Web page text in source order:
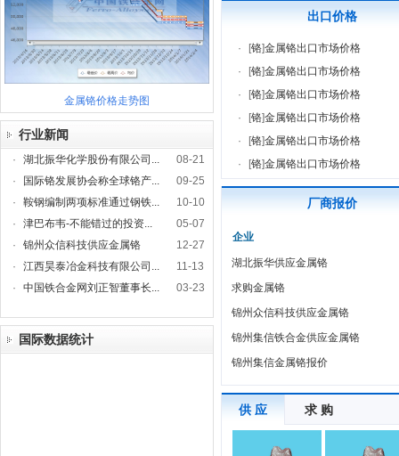
金属铬价格走势图
行业新闻
· 湖北振华化学股份有限公司...
08-21
·
国际铬发展协会称全球铬产...
09-25
·
鞍钢编制两项标准通过钢铁...
10-10
·
津巴布韦-不能错过的投资...
05-07
·
锦州众信科技供应金属铬
12-27
·
江西昊泰冶金科技有限公司...
11-13
·
中国铁合金网刘正智董事长... 03-23
国际数据统计
出口价格
· [铬]金属铬出口市场价格
·
[铬]金属铬出口市场价格
·
[铬]金属铬出口市场价格
·
[铬]金属铬出口市场价格
·
[铬]金属铬出口市场价格
·
[铬]金属铬出口市场价格
厂商报价
企业
湖北振华供应金属铬
求购金属铬
锦州众信科技供应金属铬
锦州集信铁合金供应金属铬
锦州集信金属铬报价
供 应 求 购